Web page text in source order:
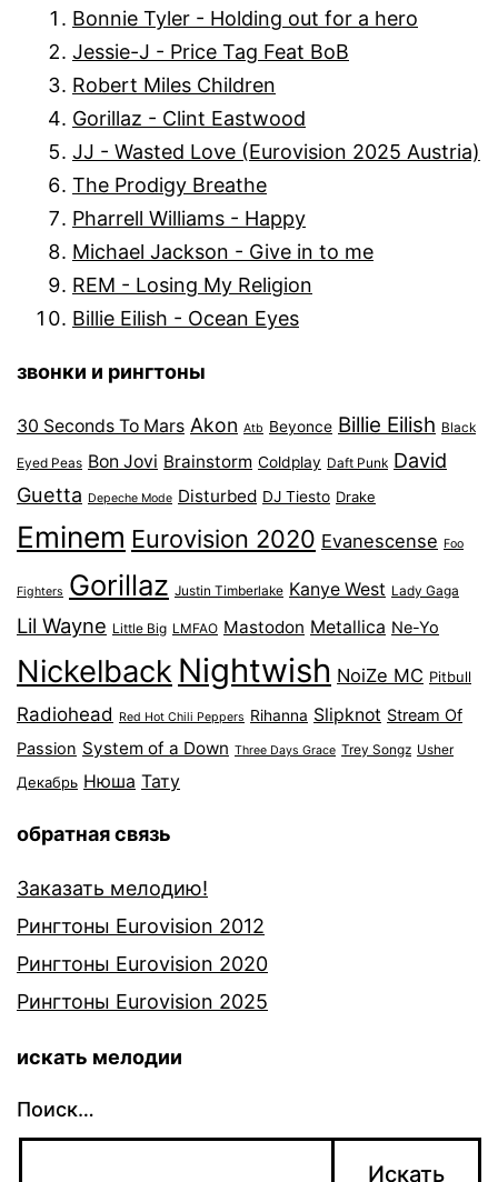
Bonnie Tyler - Holding out for a hero
Jessie-J - Price Tag Feat BoB
Robert Miles Children
Gorillaz - Clint Eastwood
JJ - Wasted Love (Eurovision 2025 Austria)
The Prodigy Breathe
Pharrell Williams - Happy
Michael Jackson - Give in to me
REM - Losing My Religion
Billie Eilish - Ocean Eyes
звонки и рингтоны
30 Seconds To Mars Akon Atb Beyonce Billie Eilish Black
Eyed Peas Bon Jovi Brainstorm Coldplay Daft Punk David
Guetta Depeche Mode Disturbed DJ Tiesto Drake
Eminem Eurovision 2020 Evanescense Foo
Fighters Gorillaz Justin Timberlake Kanye West Lady Gaga
Lil Wayne Little Big LMFAO Mastodon Metallica Ne-Yo
Nickelback Nightwish NoiZe MC Pitbull
Radiohead Red Hot Chili Peppers Rihanna Slipknot Stream Of
Passion System of a Down Three Days Grace Trey Songz Usher
Декабрь Нюша Тату
обратная связь
Заказать мелодию!
Рингтоны Eurovision 2012
Рингтоны Eurovision 2020
Рингтоны Eurovision 2025
искать мелодии
Поиск…